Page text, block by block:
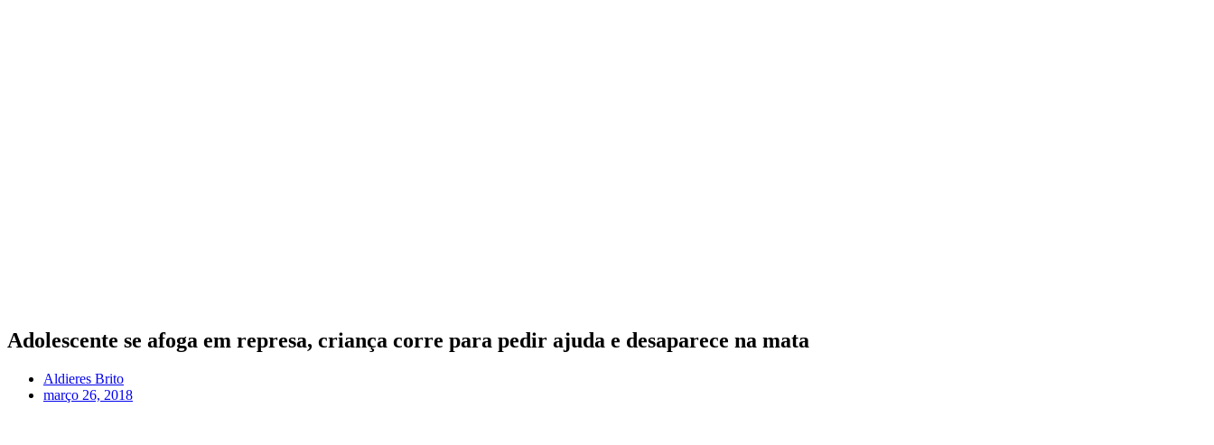
Adolescente se afoga em represa, criança corre para pedir ajuda e desaparece na mata
Aldieres Brito
março 26, 2018